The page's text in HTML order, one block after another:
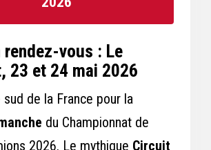
rendez-vous : Le
23 et 24 mai 2026
de la France pour la
du Championnat de
2026. Le mythique Circuit